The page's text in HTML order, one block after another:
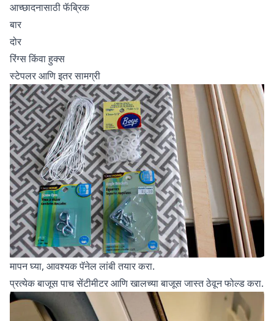
आच्छादनासाठी फॅब्रिक
बार
दोर
रिंग्स किंवा हुक्स
स्टेपलर आणि इतर सामग्री
मापन घ्या, आवश्यक पॅनेल लांबी तयार करा.
प्रत्येक बाजूस पाच सेंटीमीटर आणि खालच्या बाजूस जास्त ठेवून फोल्ड करा.